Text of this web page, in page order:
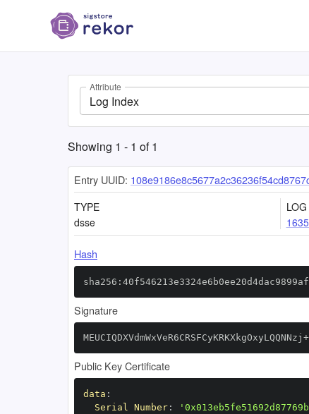
Attribute
Log Index
Showing 1 - 1 of1
Entry UUID:
TYPE
dsse
Hash
Signature
Public Key Certificate
data :
Serial Number: